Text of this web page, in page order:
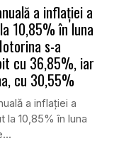
a inflației a
10,85% în luna
s-a
cu 36,85%, iar
cu 30,55%
a inflației a
la 10,85% în luna